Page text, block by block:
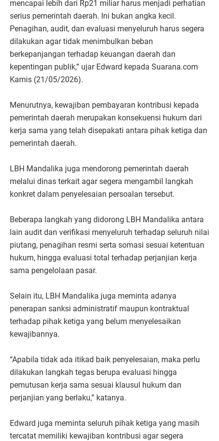
mencapai lebih dari Rp21 miliar harus menjadi perhatian
serius pemerintah daerah. Ini bukan angka kecil.
Penagihan, audit, dan evaluasi menyeluruh harus segera
dilakukan agar tidak menimbulkan beban
berkepanjangan terhadap keuangan daerah dan
kepentingan publik,” ujar Edward kepada Suarana.com
Kamis (21/05/2026).
Menurutnya, kewajiban pembayaran kontribusi kepada
pemerintah daerah merupakan konsekuensi hukum dari
kerja sama yang telah disepakati antara pihak ketiga dan
pemerintah daerah.
LBH Mandalika juga mendorong pemerintah daerah
melalui dinas terkait agar segera mengambil langkah
konkret dalam penyelesaian persoalan tersebut.
Beberapa langkah yang didorong LBH Mandalika antara
lain audit dan verifikasi menyeluruh terhadap seluruh nilai
piutang, penagihan resmi serta somasi sesuai ketentuan
hukum, hingga evaluasi total terhadap perjanjian kerja
sama pengelolaan pasar.
Selain itu, LBH Mandalika juga meminta adanya
penerapan sanksi administratif maupun kontraktual
terhadap pihak ketiga yang belum menyelesaikan
kewajibannya.
“Apabila tidak ada itikad baik penyelesaian, maka perlu
dilakukan langkah tegas berupa evaluasi hingga
pemutusan kerja sama sesuai klausul hukum dan
perjanjian yang berlaku,” katanya.
Edward juga meminta seluruh pihak ketiga yang masih
tercatat memiliki kewajiban kontribusi agar segera